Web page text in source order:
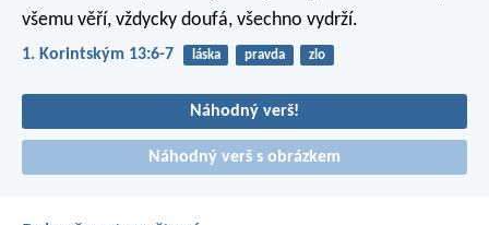
všemu věří, vždycky doufá, všechno vydrží.
1. Korintským 13:6-7 láska pravda zlo
Náhodný verš!
Náhodný verš s obrázkem